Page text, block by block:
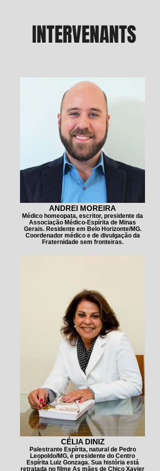
INTERVENANTS
ANDREI MOREIRA
Médico homeopata, escritor, presidente da
Associação Médico-Espírita de Minas
Gerais. Residente em Belo Horizonte/MG.
Coordenador médico e de divulgação da
Fraternidade sem fronteiras.
CÉLIA DINIZ
Palestrante Espírita, natural de Pedro
Leopoldo/MG, é presidente do Centro
Espírita Luiz Gonzaga. Sua história está
retratada no filme As mães de Chico Xavier